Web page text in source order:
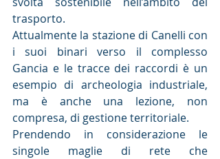
trasporto.
Attualmente la stazione di Canelli con
i suoi binari verso il complesso
Gancia e le tracce dei raccordi è un
esempio di archeologia industriale,
ma è anche una lezione, non
compresa, di gestione territoriale.
Prendendo in considerazione le
singole maglie di rete che